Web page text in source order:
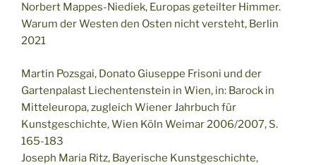
Norbert Mappes-Niediek, Europas geteilter Himmer.
Warum der Westen den Osten nicht versteht, Berlin
2021
Martin Pozsgai, Donato Giuseppe Frisoni und der
Gartenpalast Liechentenstein in Wien, in: Barock in
Mitteleuropa, zugleich Wiener Jahrbuch für
Kunstgeschichte, Wien Köln Weimar 2006/2007, S.
165-183
Joseph Maria Ritz, Bayerische Kunstgeschichte,